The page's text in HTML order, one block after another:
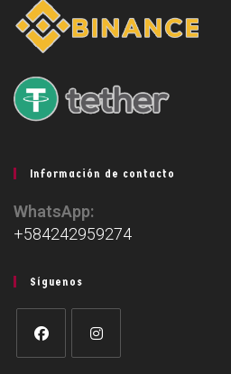
Información de contacto
WhatsApp:
+584242959274
Síguenos